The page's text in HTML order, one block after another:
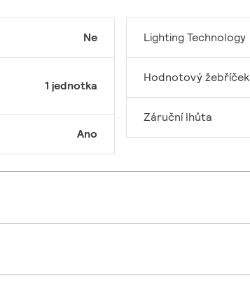
Ne
1 jednotka
Ano
Lighting Technology
Hodnotový žebříček
Záruční lhůta